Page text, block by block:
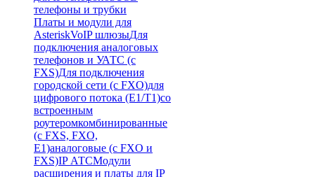
телефоны и трубки
Платы и модули для
AsteriskVoIP шлюзыДля
подключения аналоговых
телефонов и УАТС (с
FXS)Для подключения
городской сети (с FXO)для
цифрового потока (E1/T1)со
встроенным
роутеромкомбинированные
(c FXS, FXO,
E1)аналоговые (с FXO и
FXS)IP АТСМодули
расширения и платы для IP